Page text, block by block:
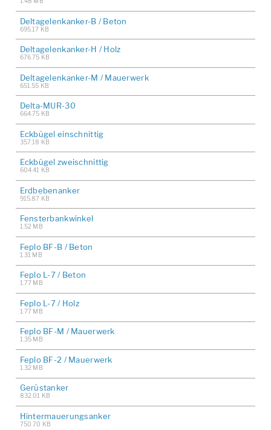
Deltagelenkanker-B / Beton
695.17 KB
Deltagelenkanker-H / Holz
676.75 KB
Deltagelenkanker-M / Mauerwerk
651.55 KB
Delta-MUR-30
664.75 KB
Eckbügel einschnittig
357.18 KB
Eckbügel zweischnittig
604.41 KB
Erdbebenanker
915.87 KB
Fensterbankwinkel
1.52 MB
Feplo BF-B / Beton
1.31 MB
Feplo L-7 / Beton
1.77 MB
Feplo L-7 / Holz
1.77 MB
Feplo BF-M / Mauerwerk
1.35 MB
Feplo BF-2 / Mauerwerk
1.32 MB
Gerüstanker
832.01 KB
Hintermauerungsanker
750.70 KB